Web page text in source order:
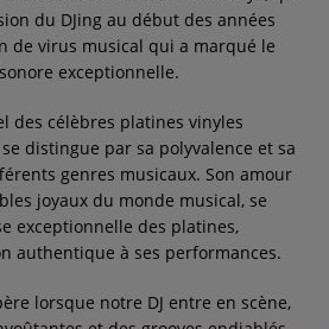
du DJing au début des années
de virus musical qui a marqué le
exceptionnelle.
des célèbres platines vinyles
distingue par sa polyvalence et sa
genres musicaux. Son amour
joyaux du monde musical, se
exceptionnelle des platines,
authentique à ses performances.
lorsque notre DJ entre en scène,